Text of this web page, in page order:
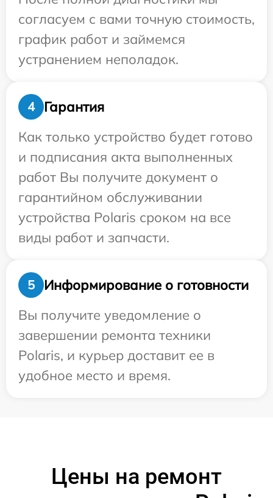
согласуем с вами точную стоимость,
график работ и займемся
устранением неполадок.
4
Гарантия
Как только устройство будет готово
и подписания акта выполненных
работ Вы получите документ о
гарантийном обслуживании
устройства Polaris сроком на все
виды работ и запчасти.
5
Информирование о готовности
Вы получите уведомление о
завершении ремонта техники
Polaris, и курьер доставит ее в
удобное место и время.
Цены на ремонт